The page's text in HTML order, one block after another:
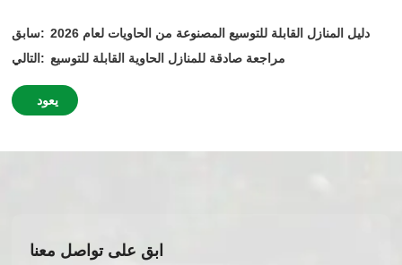
سابق:
دليل المنازل القابلة للتوسيع المصنوعة من الحاويات لعام 2026
التالي: مراجعة صادقة للمنازل الحاوية القابلة للتوسيع
يعود
ابق على تواصل معنا